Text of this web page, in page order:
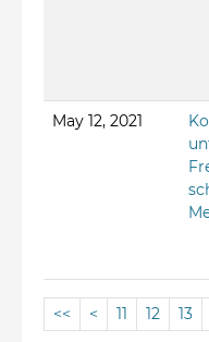
May 12, 2021
<< < 11 12 13